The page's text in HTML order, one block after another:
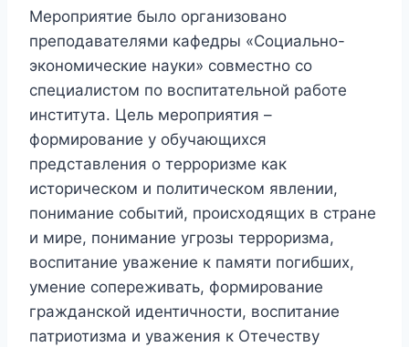
Мероприятие было организовано
преподавателями кафедры «Социально-
экономические науки» совместно со
специалистом по воспитательной работе
института. Цель мероприятия –
формирование у обучающихся
представления о терроризме как
историческом и политическом явлении,
понимание событий, происходящих в стране
и мире, понимание угрозы терроризма,
воспитание уважение к памяти погибших,
умение сопереживать, формирование
гражданской идентичности, воспитание
патриотизма и уважения к Отечеству